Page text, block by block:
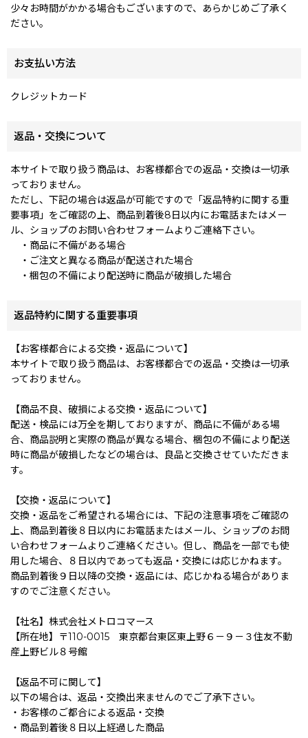
少々お時間がかかる場合もございますので、あらかじめご了承く
ださい。
お支払い方法
クレジットカード
返品・交換について
本サイトで取り扱う商品は、お客様都合での返品・交換は一切承
っておりません。
ただし、下記の場合は返品が可能ですので「返品特約に関する重
要事項」をご確認の上、商品到着後8日以内にお電話またはメー
ル、ショップのお問い合わせフォームよりご連絡下さい。
・商品に不備がある場合
・ご注文と異なる商品が配送された場合
・梱包の不備により配送時に商品が破損した場合
返品特約に関する重要事項
【お客様都合による交換・返品について】
本サイトで取り扱う商品は、お客様都合での返品・交換は一切承
っておりません。
【商品不良、破損による交換・返品について】
配送・検品には万全を期しておりますが、商品に不備がある場
合、商品説明と実際の商品が異なる場合、梱包の不備により配送
時に商品が破損したなどの場合は、良品と交換させていただきま
す。
【交換・返品について】
交換・返品をご希望される場合には、下記の注意事項をご確認の
上、商品到着後８日以内にお電話またはメール、ショップのお問
い合わせフォームよりご連絡ください。但し、商品を一部でも使
用した場合、８日以内であっても返品・交換には応じかねます。
商品到着後９日以降の交換・返品には、応じかねる場合がありま
すのでご注意ください。
【社名】株式会社メトロコマース
【所在地】〒110-0015 東京都台東区東上野６－９－３住友不動
産上野ビル８号館
【返品不可に関して】
以下の場合は、返品・交換出来ませんのでご了承下さい。
・お客様のご都合による返品・交換
・商品到着後８日以上経過した商品